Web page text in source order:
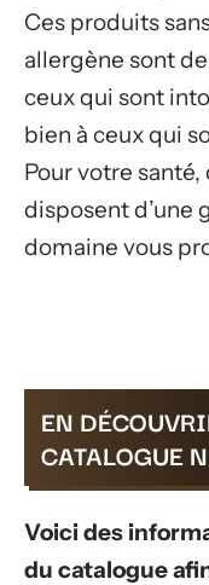
Ces produits
allergène sont
ceux qui sont
bien à ceux qui
Pour votre
disposent d’une
domaine vous
EN
CATALOGUE
Voici des
du catalogue